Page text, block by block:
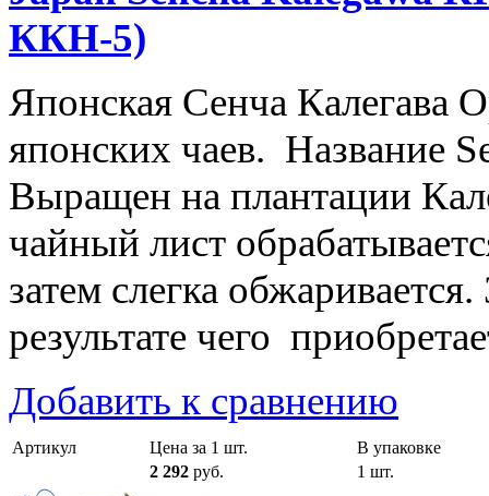
ККН-5)
Японская Сенча Калегава
японских чаев. Название
Выращен на плантации
чайный лист
затем слегка
результате чего
Добавить к сравнению
Артикул Цена за 1 шт.
В упаковке
2 292 руб. 1 шт.